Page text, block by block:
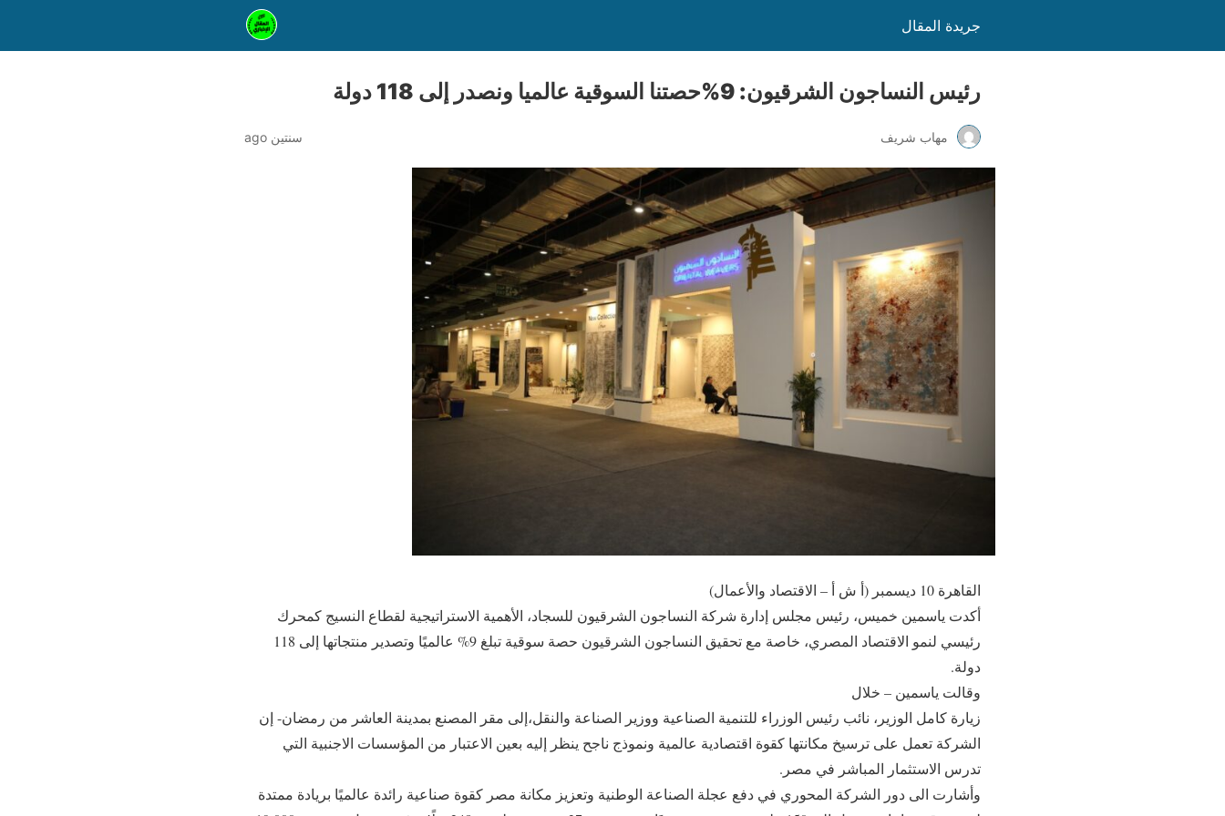
جريدة المقال
رئيس النساجون الشرقيون: 9%حصتنا السوقية عالميا ونصدر إلى 118 دولة
مهاب شريف سنتين ago
القاهرة 10 ديسمبر (أ ش أ – الاقتصاد والأعمال)
أكدت ياسمين خميس، رئيس مجلس إدارة شركة النساجون الشرقيون للسجاد، الأهمية الاستراتيجية لقطاع النسيج كمحرك
رئيسي لنمو الاقتصاد المصري، خاصة مع تحقيق النساجون الشرقيون حصة سوقية تبلغ 9% عالميًا وتصدير منتجاتها إلى 118
دولة.
وقالت ياسمين – خلال
زيارة كامل الوزير، نائب رئيس الوزراء للتنمية الصناعية ووزير الصناعة والنقل،إلى مقر المصنع بمدينة العاشر من رمضان- إن
الشركة تعمل على ترسيخ مكانتها كقوة اقتصادية عالمية ونموذج ناجح ينظر إليه بعين الاعتبار من المؤسسات الاجنبية التي
تدرس الاستثمار المباشر في مصر.
وأشارت الى دور الشركة المحوري في دفع عجلة الصناعة الوطنية وتعزيز مكانة مصر كقوة صناعية رائدة عالميًا بريادة ممتدة